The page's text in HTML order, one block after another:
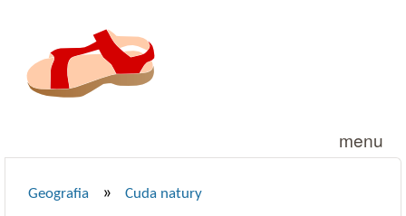
menu
Geografia » Cuda natury